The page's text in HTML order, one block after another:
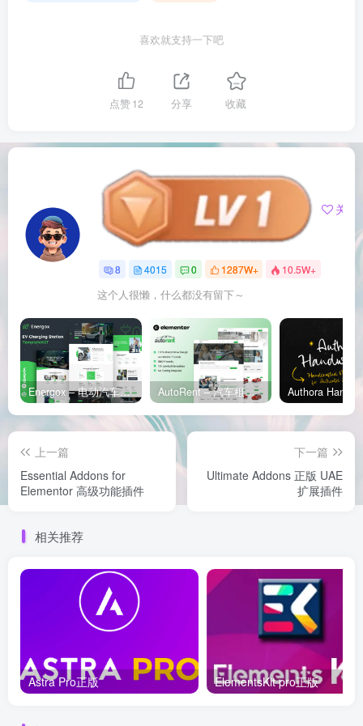
喜欢就支持一下吧
点赞12 分享 收藏
托尼屎大颗 关注
8 4015 0 1287W+ 10.5W+
这个人很懒，什么都没有留下～
Energox – 电动汽车充电站 Elementor 模板套件 AutoRent – 汽车租赁服务 Elementor 模板套件
上一篇
Essential Addons for
Elementor 高级功能插件
下一篇
Ultimate Addons 正版 UAE
扩展插件
相关推荐
Astra Pro正版 ElementsKit pro正版